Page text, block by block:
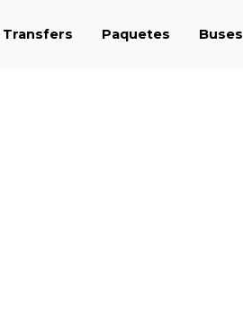
Paquetes Buses